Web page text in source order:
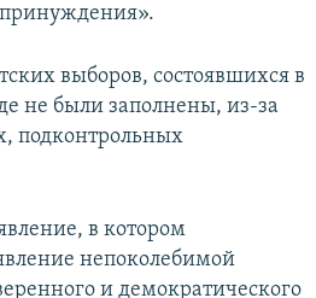
выборов, состоявшихся в
не были заполнены, из-за
подконтрольных
в котором
непоколебимой
и демократического